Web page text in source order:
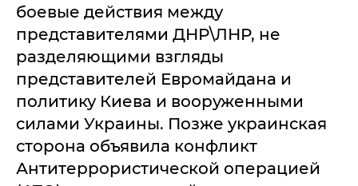
боевые действия между
представителями ДНР\ЛНР, не
разделяющими взгляды
представителей Евромайдана и
политику Киева и вооруженными
силами Украины. Позже украинская
сторона объявила конфликт
Антитеррористической операцией